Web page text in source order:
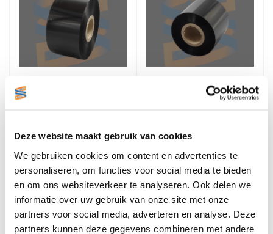
Deze website maakt gebruik van cookies
We gebruiken cookies om content en advertenties te
personaliseren, om functies voor social media te bieden
en om ons websiteverkeer te analyseren. Ook delen we
informatie over uw gebruik van onze site met onze
partners voor social media, adverteren en analyse. Deze
partners kunnen deze gegevens combineren met andere
€5,20
Zebra Transferlint, Wax,
55mm x 300 meter
€6,97
Bestellen